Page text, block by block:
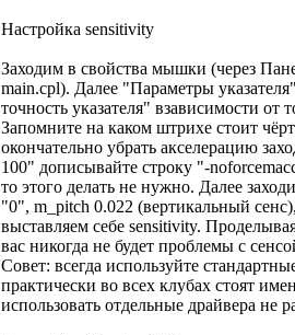
Настройка sensitivity
Заходим в свойства мышки (через
main.cpl). Далее "Параметры
точность указателя" взависимости от
Запомните на каком штрихе стоит
окончательно убрать акселерацию
100" дописывайте строку "-
то этого делать не нужно. Далее
"0", m_pitch 0.022 (вертикальный
выставляем себе sensitivity.
вас никогда не будет проблемы c
Совет: всегда используйте
практически во всех клубах стоят
использовать отдельные драйвера не